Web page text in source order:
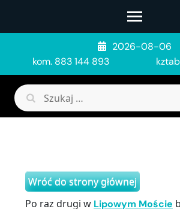
content
2026-08-06
kom. 883 144 893
Szukaj:
Wróć do strony głównej
Po raz drugi w Lipowym Moście